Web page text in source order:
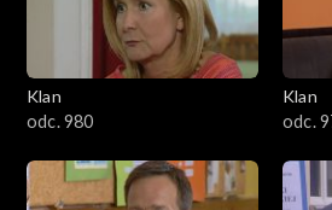
1001–1100
901–1000
801–900
Klan
odc. 980
Klan
odc.